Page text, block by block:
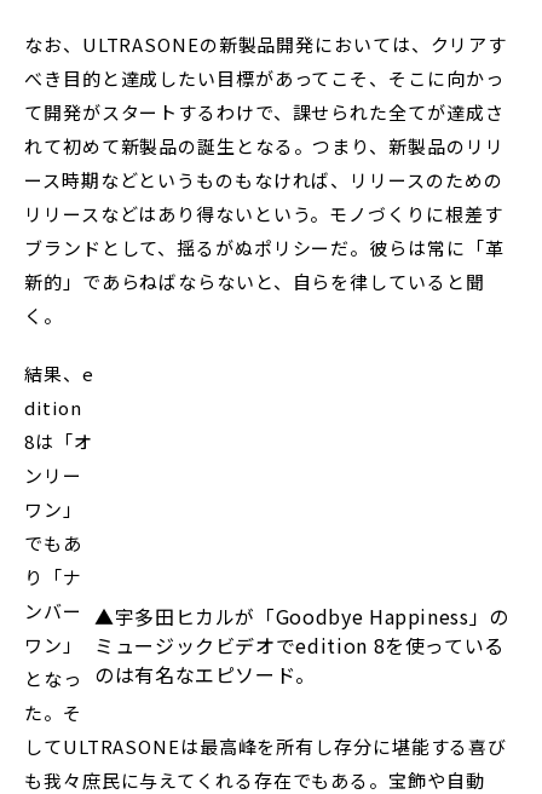
なお、ULTRASONEの新製品開発においては、クリアす
べき目的と達成したい目標があってこそ、そこに向かっ
て開発がスタートするわけで、課せられた全てが達成さ
れて初めて新製品の誕生となる。つまり、新製品のリリ
ース時期などというものもなければ、リリースのための
リリースなどはあり得ないという。モノづくりに根差す
ブランドとして、揺るがぬポリシーだ。彼らは常に「革
新的」であらねばならないと、自らを律していると聞
く。
▲宇多田ヒカルが「Goodbye Happiness」の
ミュージックビデオでedition 8を使っている
のは有名なエピソード。
結果、e
dition
8は「オ
ンリー
ワン」
でもあ
り「ナ
ンバー
ワン」
となっ
た。そ
してULTRASONEは最高峰を所有し存分に堪能する喜び
も我々庶民に与えてくれる存在でもある。宝飾や自動